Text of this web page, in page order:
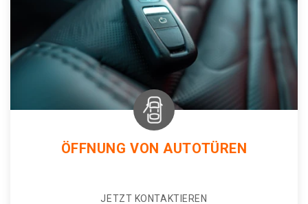
ÖFFNUNG VON AUTOTÜREN
JETZT KONTAKTIEREN